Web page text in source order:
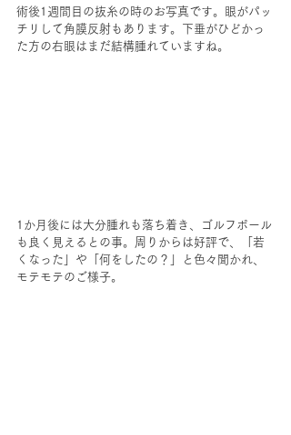
術後1週間目の抜糸の時のお写真です。眼がパッ
チリして角膜反射もあります。下垂がひどかっ
た方の右眼はまだ結構腫れていますね。
1か月後には大分腫れも落ち着き、ゴルフボール
も良く見えるとの事。周りからは好評で、「若
くなった」や「何をしたの？」と色々聞かれ、
モテモテのご様子。